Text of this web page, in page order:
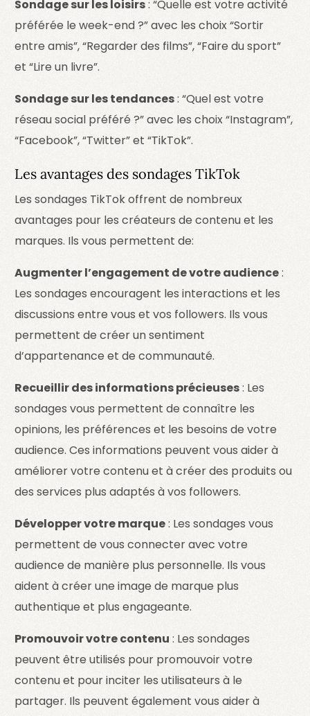
Sondage sur les loisirs: “Quelle est votre activité
préférée le week-end ?” avec les choix “Sortir
entre amis”, “Regarder des films”, “Faire du sport”
et “Lire un livre”.
Sondage sur les tendances: “Quel est votre
réseau social préféré ?” avec les choix “Instagram”,
“Facebook”, “Twitter” et “TikTok”.
Les avantages des sondages TikTok
Les sondages TikTok offrent de nombreux
avantages pour les créateurs de contenu et les
marques. Ils vous permettent de:
Augmenter l’engagement de votre audience:
Les sondages encouragent les interactions et les
discussions entre vous et vos followers. Ils vous
permettent de créer un sentiment
d’appartenance et de communauté.
Recueillir des informations précieuses: Les
sondages vous permettent de connaître les
opinions, les préférences et les besoins de votre
audience. Ces informations peuvent vous aider à
améliorer votre contenu et à créer des produits ou
des services plus adaptés à vos followers.
Développer votre marque: Les sondages vous
permettent de vous connecter avec votre
audience de manière plus personnelle. Ils vous
aident à créer une image de marque plus
authentique et plus engageante.
Promouvoir votre contenu : Les sondages
peuvent être utilisés pour promouvoir votre
contenu et pour inciter les utilisateurs à le
partager. Ils peuvent également vous aider à